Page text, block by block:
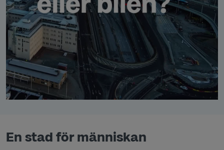
En stad för människan